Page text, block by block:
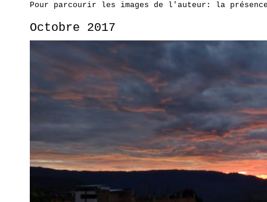
Pour parcourir les images de l'auteur: la
Octobre 2017